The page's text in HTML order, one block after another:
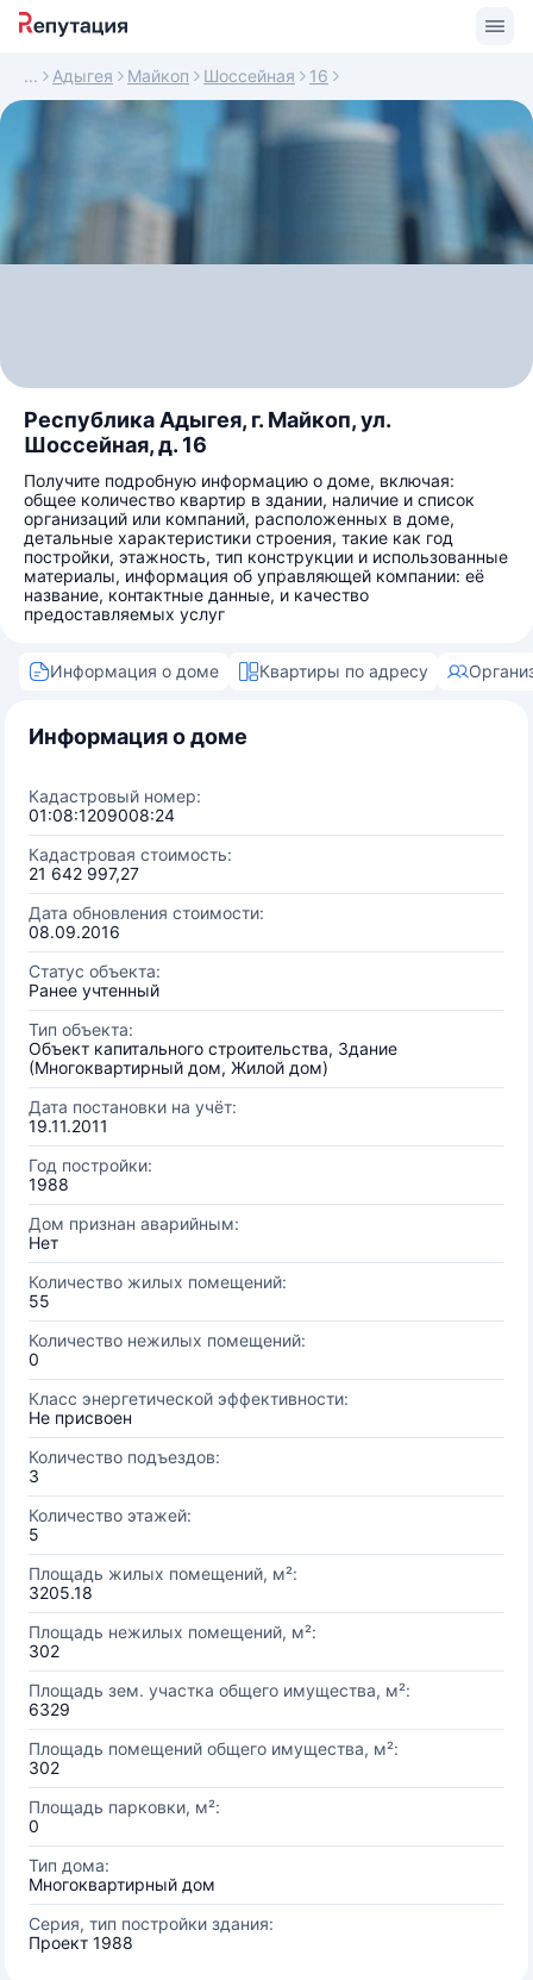
Адыгея Майкоп Шоссейная 16
Республика Адыгея, г. Майкоп, ул.
Шоссейная, д. 16
Получите подробную информацию о доме, включая:
общее количество квартир в здании, наличие и список
организаций или компаний, расположенных в доме,
детальные характеристики строения, такие как год
постройки, этажность, тип конструкции и использованные
материалы, информация об управляющей компании: её
название, контактные данные, и качество
предоставляемых услуг
Информация о доме Квартиры по адресу
Информация о доме
Кадастровый номер:
01:08:1209008:24
Кадастровая стоимость:
21 642 997,27
Дата обновления стоимости:
08.09.2016
Статус объекта:
Ранее учтенный
Тип объекта:
Объект капитального строительства, Здание
(Многоквартирный дом, Жилой дом)
Дата постановки на учёт:
19.11.2011
Год постройки:
1988
Дом признан аварийным:
Нет
Количество жилых помещений:
55
Количество нежилых помещений:
0
Класс энергетической эффективности:
Не присвоен
Количество подъездов:
3
Количество этажей:
5
Площадь жилых помещений, м²:
3205.18
Площадь нежилых помещений, м²:
302
Площадь зем. участка общего имущества, м²:
6329
Площадь помещений общего имущества, м²:
302
Площадь парковки, м²:
0
Тип дома:
Многоквартирный дом
Серия, тип постройки здания:
Проект 1988